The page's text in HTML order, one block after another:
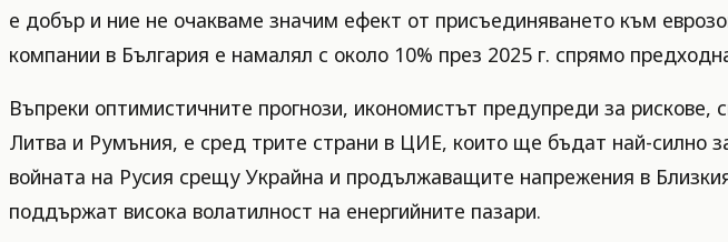
е добър и ние не очакваме значим ефект от присъединяването към
компании в България е намалял с около 10% през 2025 г. спрямо
Въпреки оптимистичните прогнози, икономистът предупреди за
Литва и Румъния, е сред трите страни в ЦИЕ, които ще бъдат най-силно
войната на Русия срещу Украйна и продължаващите напрежения в
поддържат висока волатилност на енергийните пазари.